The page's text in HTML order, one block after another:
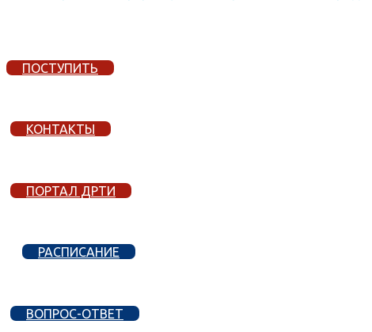
ПОСТУПИТЬ
КОНТАКТЫ
ПОРТАЛ ДРТИ
РАСПИСАНИЕ
ВОПРОС-ОТВЕТ